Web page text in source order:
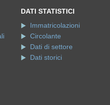
DATI STATISTICI
Immatricolazioni
Circolante
Dati di settore
Dati storici